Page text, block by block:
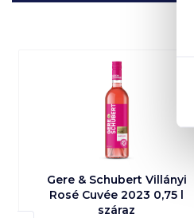
Gere & Schubert Villányi
Rosé Cuvée 2023 0,75 l
száraz